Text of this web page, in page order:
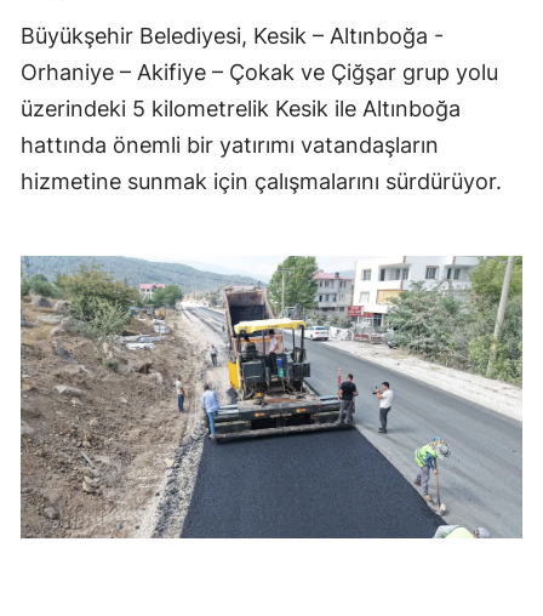
Büyükşehir Belediyesi, Kesik – Altınboğa -
Orhaniye – Akifiye – Çokak ve Çiğşar grup yolu
üzerindeki 5 kilometrelik Kesik ile Altınboğa
hattında önemli bir yatırımı vatandaşların
hizmetine sunmak için çalışmalarını sürdürüyor.